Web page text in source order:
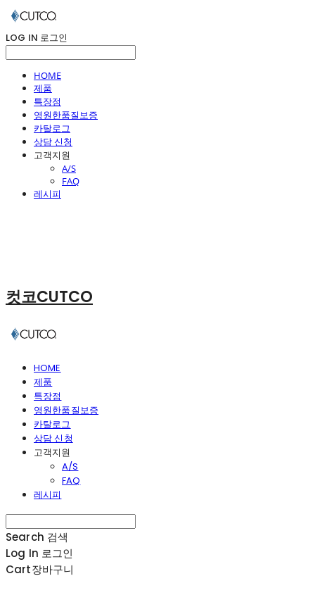
LOG IN 로그인
HOME
제품
특장점
영원한품질보증
카탈로그
상담 신청
고객지원
A/S
FAQ
레시피
컷코CUTCO
HOME
제품
특장점
영원한품질보증
카탈로그
상담 신청
고객지원
A/S
FAQ
레시피
Search 검색
Log In 로그인
Cart장바구니